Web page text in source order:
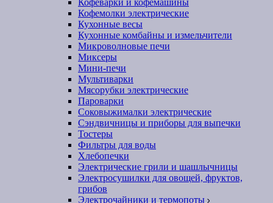
Кофеварки и кофемашины
Кофемолки электрические
Кухонные весы
Кухонные комбайны и измельчители
Микроволновые печи
Миксеры
Мини-печи
Мультиварки
Мясорубки электрические
Пароварки
Соковыжималки электрические
Сэндвичницы и приборы для выпечки
Тостеры
Фильтры для воды
Хлебопечки
Электрические грили и шашлычницы
Электросушилки для овощей, фруктов,
грибов
Электрочайники и термопоты